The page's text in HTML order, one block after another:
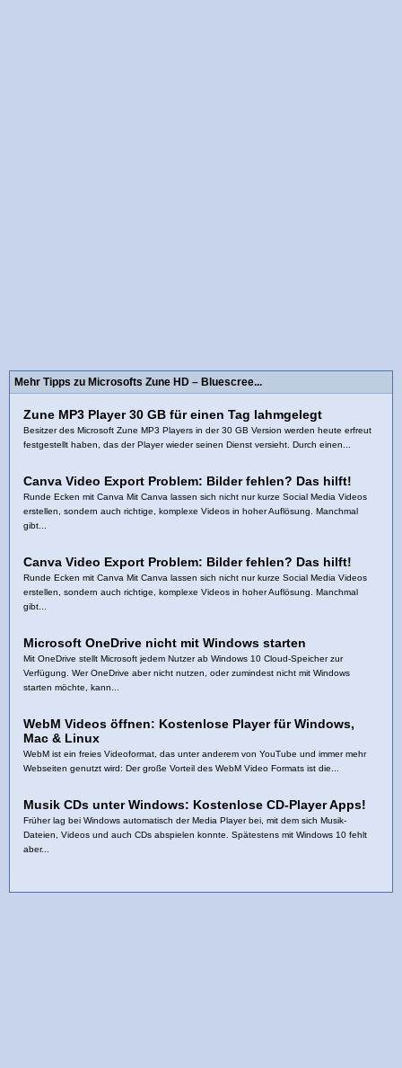
Mehr Tipps zu Microsofts Zune HD – Bluescree...
Zune MP3 Player 30 GB für einen Tag lahmgelegt
Besitzer des Microsoft Zune MP3 Players in der 30 GB Version werden heute erfreut
festgestellt haben, das der Player wieder seinen Dienst versieht. Durch einen...
Canva Video Export Problem: Bilder fehlen? Das hilft!
Runde Ecken mit Canva Mit Canva lassen sich nicht nur kurze Social Media Videos
erstellen, sondern auch richtige, komplexe Videos in hoher Auflösung. Manchmal
gibt...
Canva Video Export Problem: Bilder fehlen? Das hilft!
Runde Ecken mit Canva Mit Canva lassen sich nicht nur kurze Social Media Videos
erstellen, sondern auch richtige, komplexe Videos in hoher Auflösung. Manchmal
gibt...
Microsoft OneDrive nicht mit Windows starten
Mit OneDrive stellt Microsoft jedem Nutzer ab Windows 10 Cloud-Speicher zur
Verfügung. Wer OneDrive aber nicht nutzen, oder zumindest nicht mit Windows
starten möchte, kann...
WebM Videos öffnen: Kostenlose Player für Windows,
Mac & Linux
WebM ist ein freies Videoformat, das unter anderem von YouTube und immer mehr
Webseiten genutzt wird: Der große Vorteil des WebM Video Formats ist die...
Musik CDs unter Windows: Kostenlose CD-Player Apps!
Früher lag bei Windows automatisch der Media Player bei, mit dem sich Musik-
Dateien, Videos und auch CDs abspielen konnte. Spätestens mit Windows 10 fehlt
aber...